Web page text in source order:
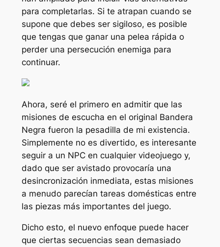
para completarlas. Si te atrapan cuando se
supone que debes ser sigiloso, es posible
que tengas que ganar una pelea rápida o
perder una persecución enemiga para
continuar.
Ahora, seré el primero en admitir que las
misiones de escucha en el original Bandera
Negra fueron la pesadilla de mi existencia.
Simplemente no es divertido, es interesante
seguir a un NPC en cualquier videojuego y,
dado que ser avistado provocaría una
desincronización inmediata, estas misiones
a menudo parecían tareas domésticas entre
las piezas más importantes del juego.
Dicho esto, el nuevo enfoque puede hacer
que ciertas secuencias sean demasiado